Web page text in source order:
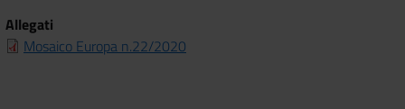
Allegati
Mosaico Europa n.22/2020